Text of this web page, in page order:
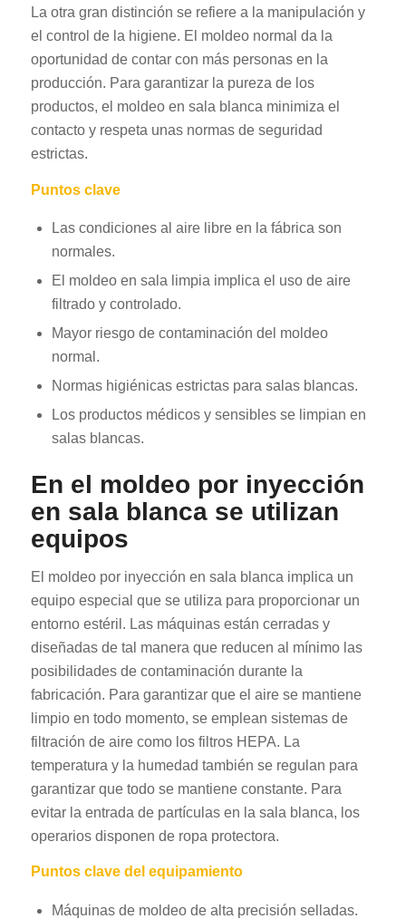
La otra gran distinción se refiere a la manipulación y
el control de la higiene. El moldeo normal da la
oportunidad de contar con más personas en la
producción. Para garantizar la pureza de los
productos, el moldeo en sala blanca minimiza el
contacto y respeta unas normas de seguridad
estrictas.
Puntos clave
Las condiciones al aire libre en la fábrica son
normales.
El moldeo en sala limpia implica el uso de aire
filtrado y controlado.
Mayor riesgo de contaminación del moldeo
normal.
Normas higiénicas estrictas para salas blancas.
Los productos médicos y sensibles se limpian en
salas blancas.
En el moldeo por inyección
en sala blanca se utilizan
equipos
El moldeo por inyección en sala blanca implica un
equipo especial que se utiliza para proporcionar un
entorno estéril. Las máquinas están cerradas y
diseñadas de tal manera que reducen al mínimo las
posibilidades de contaminación durante la
fabricación. Para garantizar que el aire se mantiene
limpio en todo momento, se emplean sistemas de
filtración de aire como los filtros HEPA. La
temperatura y la humedad también se regulan para
garantizar que todo se mantiene constante. Para
evitar la entrada de partículas en la sala blanca, los
operarios disponen de ropa protectora.
Puntos clave del equipamiento
Máquinas de moldeo de alta precisión selladas.